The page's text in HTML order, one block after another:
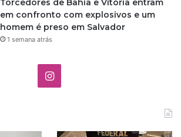
Torcedores de Bahia e Vitória entram
em confronto com explosivos e um
homem é preso em Salvador
1 semana atrás
I